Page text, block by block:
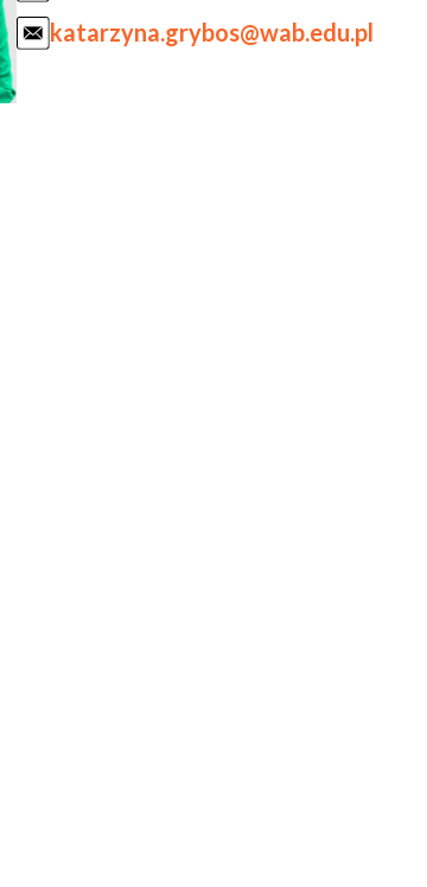
katarzyna.grybos@wab.edu.pl